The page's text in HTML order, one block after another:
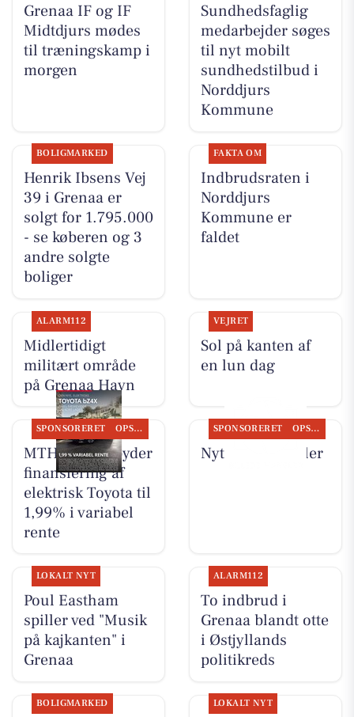
Grenaa IF og IF
Midtdjurs mødes
til træningskamp i
morgen
Sundhedsfaglig
medarbejder søges
til nyt mobilt
sundhedstilbud i
Norddjurs
Kommune
BOLIGMARKED
Henrik Ibsens Vej
39 i Grenaa er
solgt for 1.795.000
- se køberen og 3
andre solgte
boliger
FAKTA OM
Indbrudsraten i
Norddjurs
Kommune er
faldet
ALARM112
Midlertidigt
militært område
på Grenaa Havn
VEJRET
Sol på kanten af
en lun dag
SPONSORERET OPSLAGSTAVLEN
MTH Biler tilbyder
finansiering af
elektrisk Toyota til
1,99% i variabel
rente
SPONSORERET OPSLAGSTAVLEN
Nyt fra MTH Biler
LOKALT NYT
Poul Eastham
spiller ved "Musik
på kajkanten" i
Grenaa
ALARM112
To indbrud i
Grenaa blandt otte
i Østjyllands
politikreds
BOLIGMARKED LOKALT NYT